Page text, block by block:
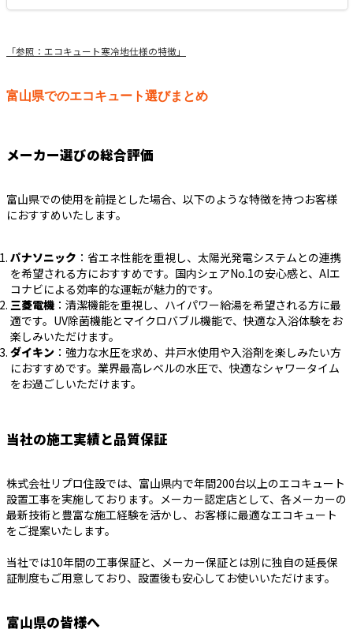
「参照：エコキュート寒冷地仕様の特徴」
富山県でのエコキュート選びまとめ
メーカー選びの総合評価
富山県での使用を前提とした場合、以下のような特徴を持つお客様
におすすめいたします。
パナソニック ：省エネ性能を重視し、太陽光発電システムとの連携
を希望される方におすすめです。国内シェアNo.1の安心感と、AIエ
コナビによる効率的な運転が魅力的です。
三菱電機 ：清潔機能を重視し、ハイパワー給湯を希望される方に最
適です。UV除菌機能とマイクロバブル機能で、快適な入浴体験をお
楽しみいただけます。
ダイキン ：強力な水圧を求め、井戸水使用や入浴剤を楽しみたい方
におすすめです。業界最高レベルの水圧で、快適なシャワータイム
をお過ごしいただけます。
当社の施工実績と品質保証
株式会社リプロ住設では、富山県内で年間200台以上のエコキュート
設置工事を実施しております。メーカー認定店として、各メーカーの
最新技術と豊富な施工経験を活かし、お客様に最適なエコキュート
をご提案いたします。
当社では10年間の工事保証と、メーカー保証とは別に独自の延長保
証制度もご用意しており、設置後も安心してお使いいただけます。
富山県の皆様へ